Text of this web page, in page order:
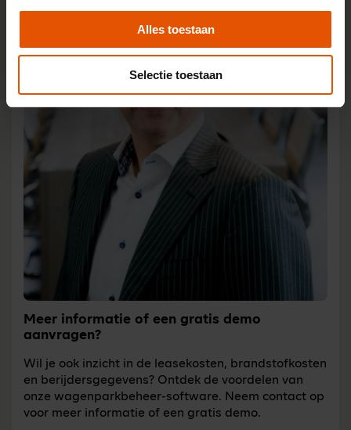
Alles toestaan
Selectie toestaan
Meer informatie of een gratis demo
aanvragen?
Wil je ook inzicht in de leasekosten, brandstofkosten
en berijdersgegevens? Ontdek de voordelen van
onze wagenparkbeheer-software. Neem contact op
voor meer informatie of een gratis demo.